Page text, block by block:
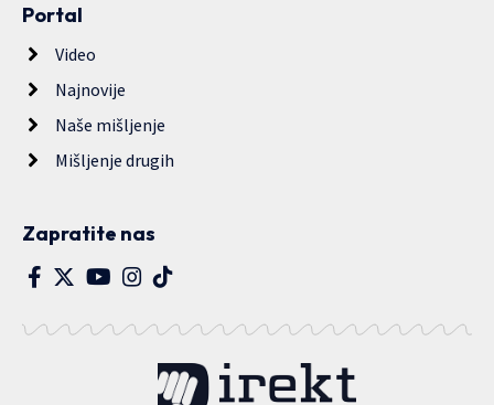
Portal
Video
Najnovije
Naše mišljenje
Mišljenje drugih
Zapratite nas